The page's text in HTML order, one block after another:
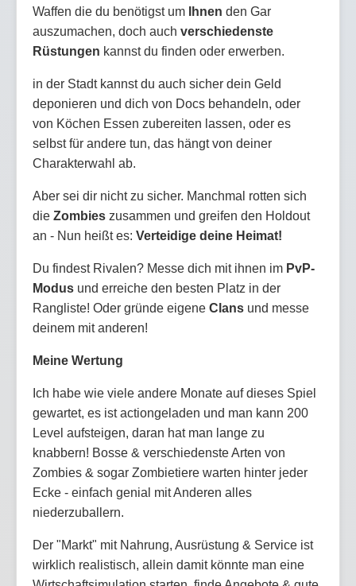
Waffen die du benötigst um
Ihnen den Gar
auszumachen, doch auch verschiedenste
Rüstungen kannst du finden oder erwerben.
in der Stadt kannst du auch sicher dein Geld
deponieren und dich von Docs behandeln, oder
von Köchen Essen zubereiten lassen, oder es
selbst für andere tun, das hängt von deiner
Charakterwahl ab.
Aber sei dir nicht zu sicher. Manchmal rotten sich
die Zombies zusammen und greifen den Holdout
an - Nun heißt es: Verteidige deine Heimat!
Du findest Rivalen? Messe dich mit ihnen im PvP-
Modus und erreiche den besten Platz in der
Rangliste! Oder gründe eigene Clans und messe
deinem mit anderen!
Meine Wertung
Ich habe wie viele andere Monate auf dieses Spiel
gewartet, es ist actiongeladen und man kann 200
Level aufsteigen, daran hat man lange zu
knabbern! Bosse & verschiedenste Arten von
Zombies & sogar Zombietiere warten hinter jeder
Ecke - einfach genial mit Anderen alles
niederzuballern.
Der "Markt" mit Nahrung, Ausrüstung & Service ist
wirklich realistisch, allein damit könnte man eine